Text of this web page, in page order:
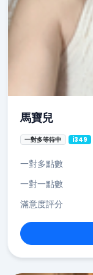
馬寶兒
一對多等待中 i349
一對多點數
一對一點數
滿意度評分